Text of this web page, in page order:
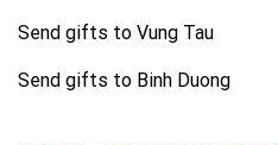
Send gifts to Vung Tau
Send gifts to Binh Duong